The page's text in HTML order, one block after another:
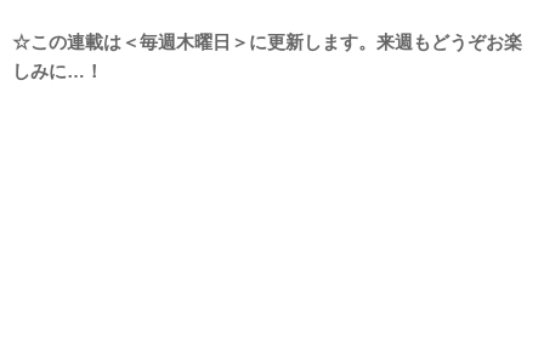
☆この連載は＜毎週木曜日＞に更新します。来週もどうぞお楽
しみに…！